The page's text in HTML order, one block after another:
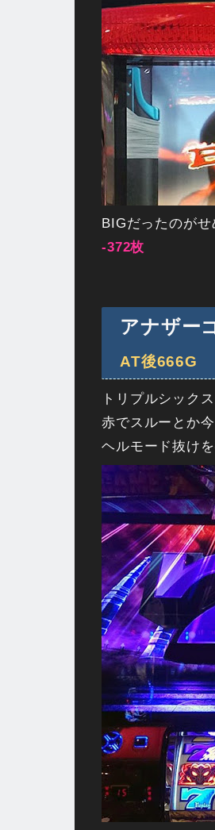
BIGだったのが
-372枚
アナザー
AT後666G
トリプルシック
赤でスルーとか
ヘルモード抜け